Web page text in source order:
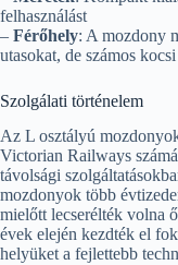
felhasználást
– Férőhely: A mozdony
utasokat, de számos
Szolgálati történelem
Az L osztályú
Victorian Railways
távolsági
mozdonyok több
mielőtt lecserélték volna
évek elején kezdték el
helyüket a fejlettebb